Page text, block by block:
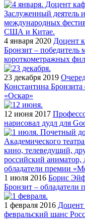
4 января 2020 Доцент
Бронзит – победитель
короткометражных
23 декабря 2019
Константина
«Оскар»
12 июня 2017
нарисовал дудл для
1 июля 2016 Борис
Бронзит – обладатели
1 февраля 2016
февральский шанс